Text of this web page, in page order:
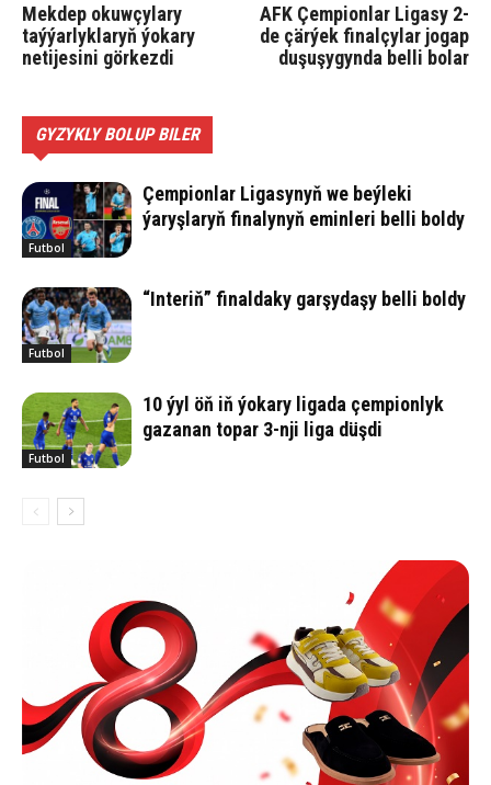
Mekdep okuwçylary
taýýarlyklaryň ýokary
netijesini görkezdi
AFK Çempionlar Ligasy 2-
de çärýek finalçylar jogap
duşuşygynda belli bolar
GYZYKLY BOLUP BILER
Futbol
Çempionlar Ligasynyň we beýleki
ýaryşlaryň finalynyň eminleri belli boldy
Futbol
“Interiň” finaldaky garşydaşy belli boldy
Futbol
10 ýyl öň iň ýokary ligada çempionlyk
gazanan topar 3-nji liga düşdi